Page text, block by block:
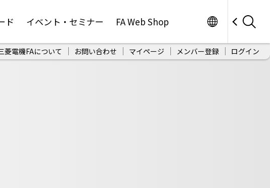
ド イベント・セミナー FA Web Shop
菱電機FAについて お問い合わせ マイページ メンバー登録 ログイン